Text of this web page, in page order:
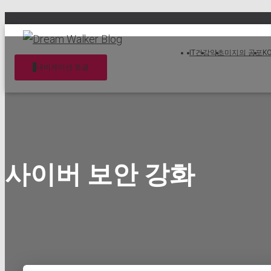
내비게이션 토글
IT건강약초미지의 공포
사이버 보안 강화